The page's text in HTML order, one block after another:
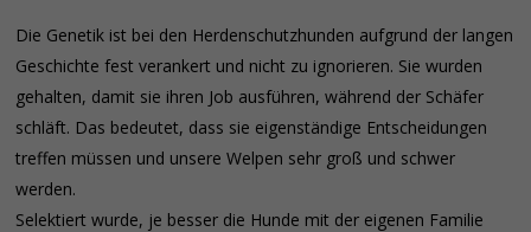
Die Genetik ist bei den Herdenschutzhunden aufgrund der langen
Geschichte fest verankert und nicht zu ignorieren. Sie wurden
gehalten, damit sie ihren Job ausführen, während der Schäfer
schläft. Das bedeutet, dass sie eigenständige Entscheidungen
treffen müssen und unsere Welpen sehr groß und schwer
werden.
Selektiert wurde, je besser die Hunde mit der eigenen Familie